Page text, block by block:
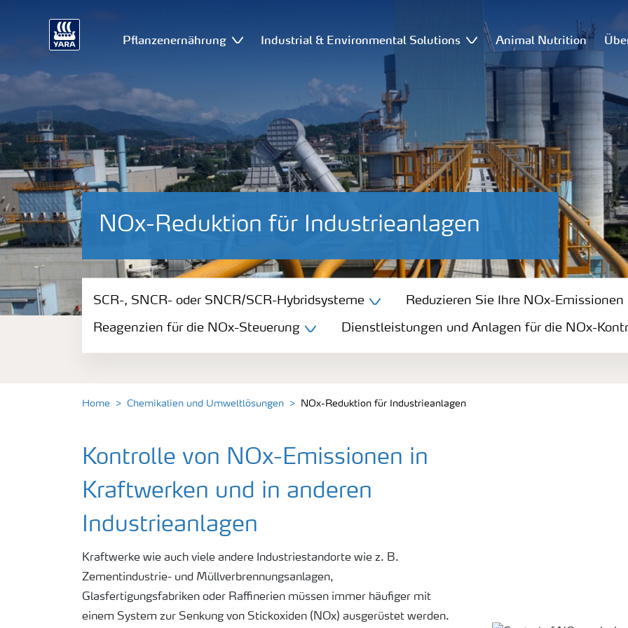
Pflanzenernährung Industrial & Environmental Solutions Animal Nutrition
NOx-Reduktion für Industrieanlagen
SCR-, SNCR- oder SNCR/SCR-Hybridsysteme
Reduzieren Sie Ihre NOx-Emissionen bei niedrigen Kosten
SCR-, SNCR- oder SNCR/SCR-Hybridsysteme Reduzieren Sie Ihre NOx-
Reagenzien für die NOx-Steuerung Dienstleistungen und Anlagen für die NOx-
Home Chemikalien und Umweltlösungen NOx-Reduktion für Industrieanlagen
Kontrolle von NOx-Emissionen in
Kraftwerken und in anderen
Industrieanlagen
Kraftwerke wie auch viele andere Industriestandorte wie z. B.
Zementindustrie- und Müllverbrennungsanlagen,
Glasfertigungsfabriken oder Raffinerien müssen immer häufiger mit
einem System zur Senkung von Stickoxiden (NOx) ausgerüstet werden.